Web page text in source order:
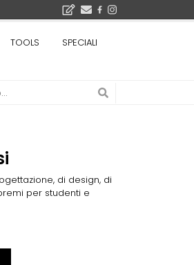
TOOLS SPECIALI
di design, di
per studenti e